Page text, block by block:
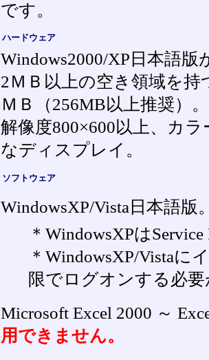
です。
ハードウェア
Windows2000/XP日本語版
2ＭＢ以上の空き領域を
ＭＢ（256MB以上推奨）。
解像度800×600以上、カ
なディスプレイ。
ソフトウェア
WindowsXP/Vista日本語版
＊WindowsXPは
＊WindowsXP/Vistaに
限でログオンする必
Microsoft Excel 2000 ～
用できません。